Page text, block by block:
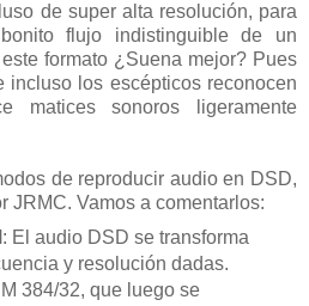
de super alta resolución, para
flujo indistinguible de un
formato ¿Suena mejor? Pues
incluso los escépticos reconocen
matices sonoros ligeramente
de reproducir audio en DSD,
JRMC. Vamos a comentarlos:
: El audio DSD se transforma
y resolución dadas.
384/32, que luego se